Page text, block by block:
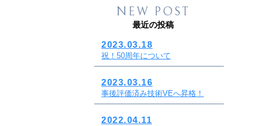
N EW POST
最近の投稿
2023.03.18
祝！50周年について
2023.03.16
事後評価済み技術VEへ昇格！
2022.04.11